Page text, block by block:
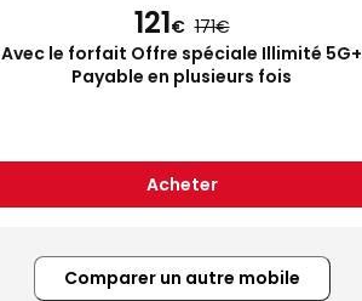
121€ 171
Avec le forfait Offre spéciale Illimité 5G+
Payable en plusieurs fois
Acheter
Comparer un autre mobile